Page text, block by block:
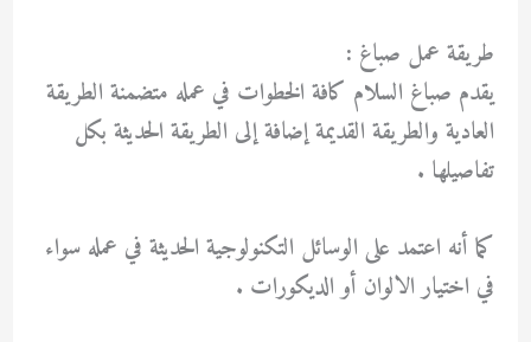
طريقة عمل صباغ :
يقدم صباغ السلام كافة الخطوات في عمله متضمنة الطريقة
العادية والطريقة القديمة إضافة إلى الطريقة الحديثة بكل
تفاصيلها .
كما أنه اعتمد على الوسائل التكنولوجية الحديثة في عمله سواء
في اختيار الالوان أو الديكورات .